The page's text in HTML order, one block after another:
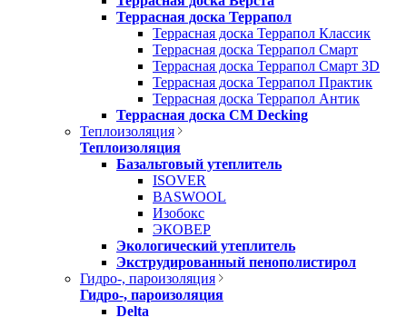
Террасная доска Террапол
Террасная доска Террапол Классик
Террасная доска Террапол Смарт
Террасная доска Террапол Смарт 3D
Террасная доска Террапол Практик
Террасная доска Террапол Антик
Террасная доска CM Decking
Теплоизоляция
Теплоизоляция
Базальтовый утеплитель
ISOVER
BASWOOL
Изобокс
ЭКОВЕР
Экологический утеплитель
Экструдированный пенополистирол
Гидро-, пароизоляция
Гидро-, пароизоляция
Delta